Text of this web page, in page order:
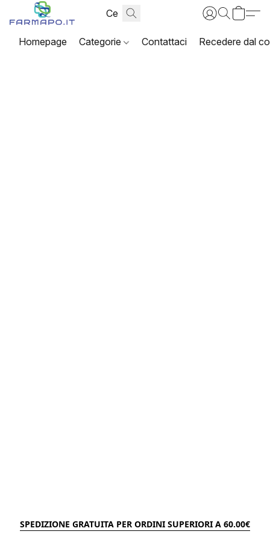
Homepage Categorie Contattaci Recedere dal
SPEDIZIONE GRATUITA PER ORDINI SUPERIORI A 60.00€